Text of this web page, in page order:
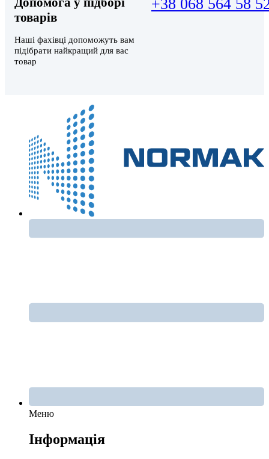
товарів
Наші фахівці допоможуть вам
підібрати найкращий для вас
товар
+38 068 564 58
Меню
Інформація